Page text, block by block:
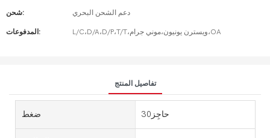
شحن: دعم الشحن البحري
المدفوعات: L/C،D/A،D/P،T/T،ويسترن يونيون،موني جرام،OA
تفاصيل المنتج
ضغط حاجِز30